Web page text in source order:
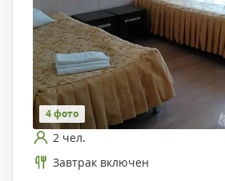
4 фото
2 чел.
Завтрак включен